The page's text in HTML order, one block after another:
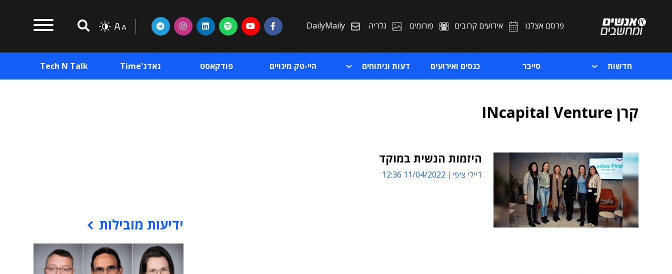
פרסם אצלנו אירועים קרובים פורומים גלריה DailyMaily
חדשות סייבר כנסים ואירועים דעות וניתוחים היי-טק מינויים פודקאסט גאדג'Time Tech N Talk
קרן INcapital Venture
היזמות הנשית במוקד
דיילי ציפי 11/04/2022 12:36
ידיעות מובילות